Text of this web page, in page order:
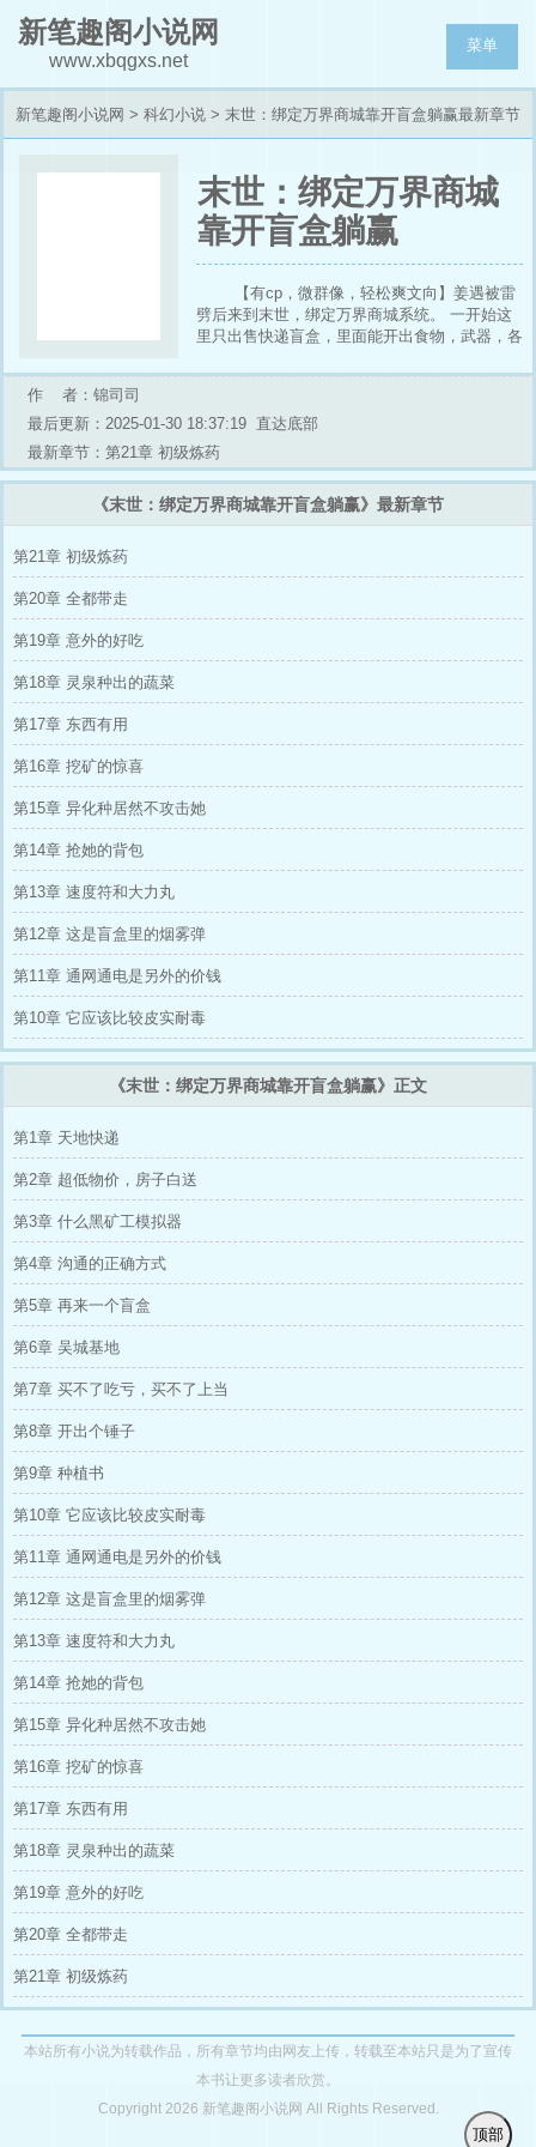
新笔趣阁小说网
www.xbqgxs.net
菜单
新笔趣阁小说网 > 科幻小说 > 末世：绑定万界商城靠开盲盒躺赢最新章节
末世：绑定万界商城
靠开盲盒躺赢
【有cp，微群像，轻松爽文向】姜遇被雷
劈后来到末世，绑定万界商城系统。 一开始这
里只出售快递盲盒，里面能开出食物，武器，各
瓶抵五升的矿泉水，还有对隐藏气息的雨衣，速
级商城，姜遇决定对外出售盲盒，一起做大做
强！正所谓，搏一搏单车变摩托，没想到，出现
了一批狠人，直接起飞跨入末世修仙阶段。
——盲盒开出一个未知神秘生物时，姜遇尝试敲
晕扔出去，让系统回收。 全都没成功，还能怎
么办，养着呗，未知生物武力值超强，还听话，
菜养动物就可以收获相应物资，还有连通万界的
位面的人直呼，这是来自古老血脉的高级妖兽
作 者：锦司司
最后更新：2025-01-30 18:37:19 直达底部
最新章节：第21章 初级炼药
《末世：绑定万界商城靠开盲盒躺赢》最新章节
第21章 初级炼药
第20章 全都带走
第19章 意外的好吃
第18章 灵泉种出的蔬菜
第17章 东西有用
第16章 挖矿的惊喜
第15章 异化种居然不攻击她
第14章 抢她的背包
第13章 速度符和大力丸
第12章 这是盲盒里的烟雾弹
第11章 通网通电是另外的价钱
第10章 它应该比较皮实耐毒
《末世：绑定万界商城靠开盲盒躺赢》正文
第1章 天地快递
第2章 超低物价，房子白送
第3章 什么黑矿工模拟器
第4章 沟通的正确方式
第5章 再来一个盲盒
第6章 吴城基地
第7章 买不了吃亏，买不了上当
第8章 开出个锤子
第9章 种植书
第10章 它应该比较皮实耐毒
第11章 通网通电是另外的价钱
第12章 这是盲盒里的烟雾弹
第13章 速度符和大力丸
第14章 抢她的背包
第15章 异化种居然不攻击她
第16章 挖矿的惊喜
第17章 东西有用
第18章 灵泉种出的蔬菜
第19章 意外的好吃
第20章 全都带走
第21章 初级炼药
顶部
本站所有小说为转载作品，所有章节均由网友上传，转载至本站只是为了宣传
本书让更多读者欣赏。
Copyright 2026 新笔趣阁小说网 All Rights Reserved.